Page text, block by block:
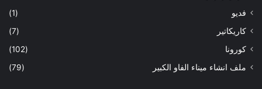
فديو
(1)
كاريكاتير
(7)
كورونا
(102)
ملف انشاء ميناء الفاو الكبير
(79)